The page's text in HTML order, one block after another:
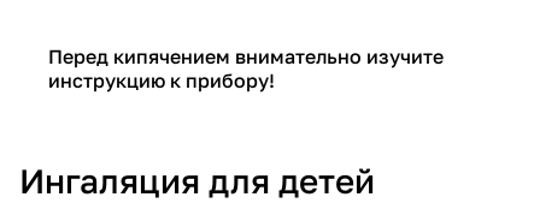
Перед кипячением внимательно изучите
инструкцию к прибору!
Ингаляция для детей